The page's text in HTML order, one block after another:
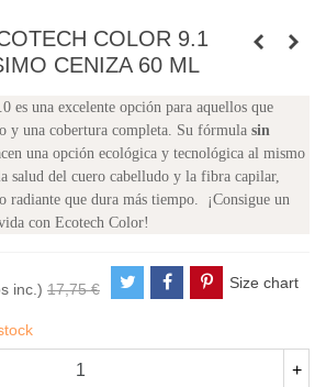
COLOR 9.1
CENIZA 60 ML
es una excelente opción para aquellos que
y una cobertura completa. Su fórmula sin
una opción ecológica y tecnológica al mismo
salud del cuero cabelludo y la fibra capilar,
radiante que dura más tiempo. ¡Consigue un
con Ecotech Color!
inc.) 17,75 € Size chart
+